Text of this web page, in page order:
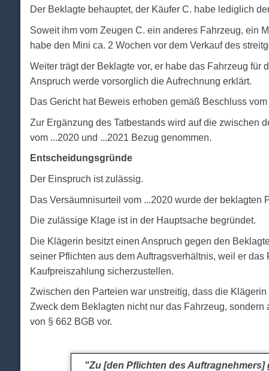
Der Beklagte behauptet, der Käufer C. habe lediglich
Soweit ihm vom Zeugen C. ein anderes Fahrzeug, ein
habe den Mini ca. 2 Wochen vor dem Verkauf des
Weiter trägt der Beklagte vor, er habe das Fahrzeug
Anspruch werde vorsorglich die Aufrechnung erklärt.
Das Gericht hat Beweis erhoben gemäß Beschluss
Zur Ergänzung des Tatbestands wird auf die zwischen
vom ...2020 und ...2021 Bezug genommen.
Entscheidungsgründe
Der Einspruch ist zulässig.
Das Versäumnisurteil vom ...2020 wurde der
Die zulässige Klage ist in der Hauptsache begründet.
Die Klägerin besitzt einen Anspruch gegen den
seiner Pflichten aus dem Auftragsverhältnis, weil er
Kaufpreiszahlung sicherzustellen.
Zwischen den Parteien war unstreitig, dass die
Zweck dem Beklagten nicht nur das Fahrzeug,
von § 662 BGB vor.
"Zu [den Pflichten des